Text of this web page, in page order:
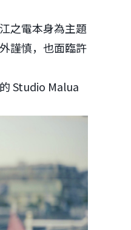
之電本身為主題
謹慎，也面臨許
Studio Malua